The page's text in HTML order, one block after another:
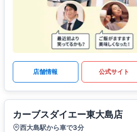
店舗情報 公式サイト
カーブスダイエー東大島店
西大島駅から車で3分